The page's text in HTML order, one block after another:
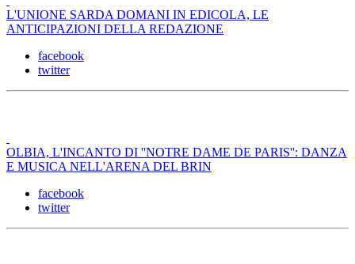
L'UNIONE SARDA DOMANI IN EDICOLA, LE
ANTICIPAZIONI DELLA REDAZIONE
facebook
twitter
OLBIA, L'INCANTO DI ''NOTRE DAME DE PARIS'': DANZA
E MUSICA NELL'ARENA DEL BRIN
facebook
twitter